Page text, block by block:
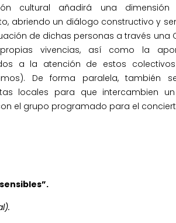
cultural añadirá una dimensión
abriendo un diálogo constructivo y
de dichas personas a través una
vivencias, así como la
a la atención de estos
De forma paralela, también
locales para que intercambien
el grupo programado para el